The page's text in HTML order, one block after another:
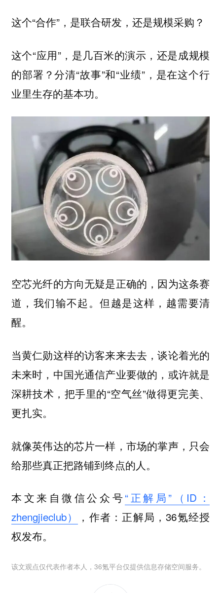
这个“合作”，是联合研发，还是规模采购？
这个“应用”，是几百米的演示，还是成规模
的部署？分清“故事”和“业绩”，是在这个行
业里生存的基本功。
空芯光纤的方向无疑是正确的，因为这条赛
道，我们输不起。但越是这样，越需要清
醒。
当黄仁勋这样的访客来来去去，谈论着光的
未来时，中国光通信产业要做的，或许就是
深耕技术，把手里的“空气丝”做得更完美、
更扎实。
就像英伟达的芯片一样，市场的掌声，只会
给那些真正把路铺到终点的人。
本文来自微信公众号“正解局”（ID：
zhengjieclub）
，作者：正解局，36氪经授
权发布。
该文观点仅代表作者本人，36氪平台仅提供信息存储空间服务。